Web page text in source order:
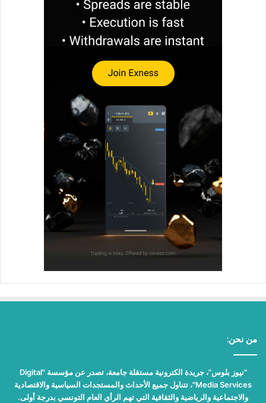
من نحن:
"نيوز بلوس"، جريدة الكترونية مستقلة جامعة، تصدر عن مؤسسة "Digital
Media Services"، تتناول جميع الأحداث والمستجدات السياسية والاقتصادية
والاجتماعية والرياضية والثقافية التي تهم الرأي العام التونسي بدرجة أولى.